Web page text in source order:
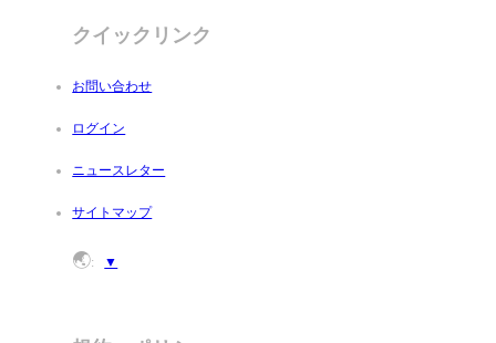
クイックリンク
お問い合わせ
ログイン
ニュースレター
サイトマップ
🌏: ▼